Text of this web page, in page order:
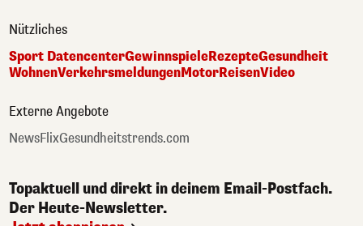
Nützliches
Sport DatencenterGewinnspieleRezepteGesundheit
WohnenVerkehrsmeldungenMotorReisenVideo
Externe Angebote
NewsFlixGesundheitstrends.com
Topaktuell und direkt in deinem Email-Postfach.
Der Heute-Newsletter.